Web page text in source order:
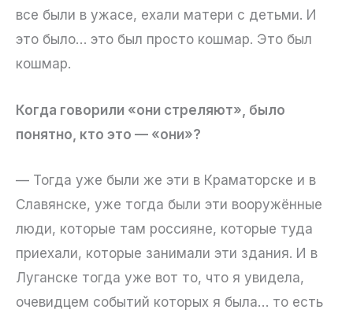
все были в ужасе, ехали матери с детьми. И
это было… это был просто кошмар. Это был
кошмар.
Когда говорили «они стреляют», было
понятно, кто это — «они»?
— Тогда уже были же эти в Краматорске и в
Славянске, уже тогда были эти вооружённые
люди, которые там россияне, которые туда
приехали, которые занимали эти здания. И в
Луганске тогда уже вот то, что я увидела,
очевидцем событий которых я была… то есть